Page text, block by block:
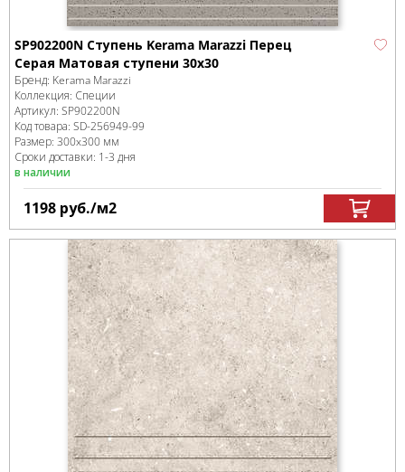
SP902200N Ступень Kerama Marazzi Перец
Серая Матовая ступени 30х30
Бренд: Kerama Marazzi
Коллекция: Специи
Артикул: SP902200N
Код товара: SD-256949-99
Размер: 300x300 мм
Сроки доставки: 1-3 дня
в наличии
1198 руб./м2